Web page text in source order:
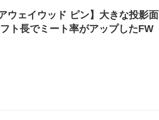
ウェイウッド ピン】大きな投影面
ト長でミート率がアップしたFW